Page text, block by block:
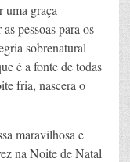
uma graça
pessoas para os
sobrenatural
é a fonte de todas
fria, nascera o
maravilhosa e
na Noite de Natal